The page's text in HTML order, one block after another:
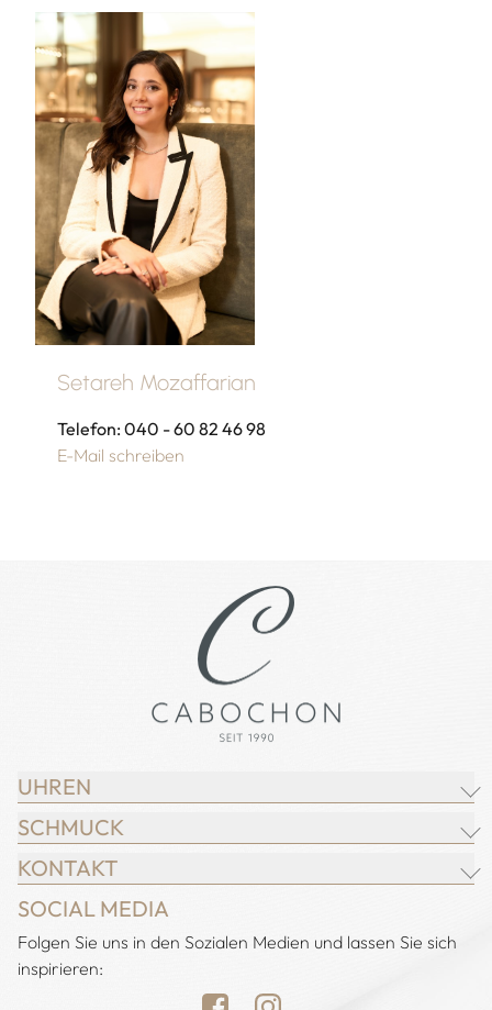
Setareh Mozaffarian
Telefon: 040 - 60 82 46 98
E-Mail schreiben
UHREN
BREITLING
CHOPARD
IWC SCHAFFHAUSEN
JACOB & CO.
LONGINES
SCHMUCK
JUWELIER CABOCHON
CHOPARD
DEMEGLIO
KONTAKT
Adresse:
Juwelier Cabochon
Alstertal EKZ, Heegbarg 31
SOCIAL MEDIA
Folgen Sie uns in den Sozialen Medien und lassen Sie sich
inspirieren: